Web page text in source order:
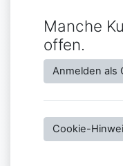
Manche
offen.
Anmelden als
Cookie-